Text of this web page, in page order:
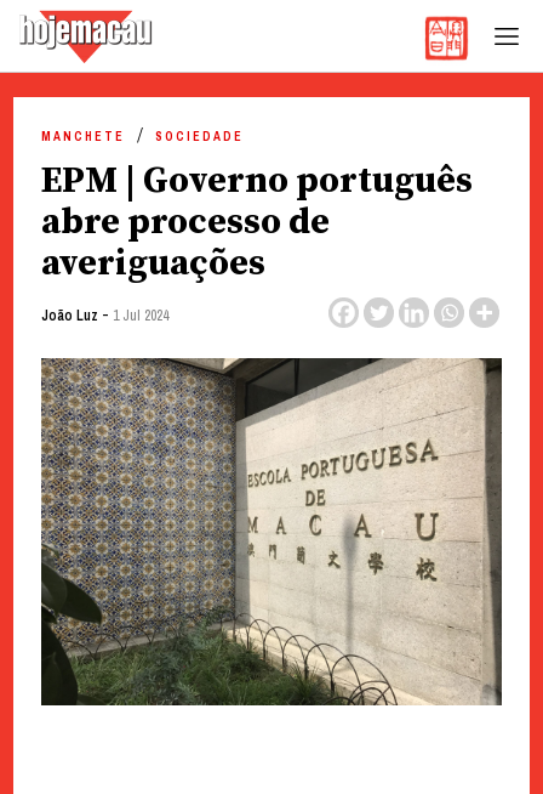
content
MANCHETE SOCIEDADE
EPM | Governo português
abre processo de
averiguações
João Luz - 1 Jul 2024